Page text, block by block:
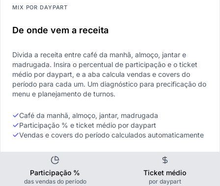
MIX POR DAYPART
De onde vem a receita
Divida a receita entre café da manhã, almoço, jantar e
madrugada. Insira o percentual de participação e o ticket
médio por daypart, e a aba calcula vendas e covers do
período para cada um. Um diagnóstico para precificação do
menu e planejamento de turnos.
Café da manhã, almoço, jantar, madrugada
Participação % e ticket médio por daypart
Vendas e covers do período calculados automaticamente
Participação %
das vendas do período
Ticket médio
por daypart